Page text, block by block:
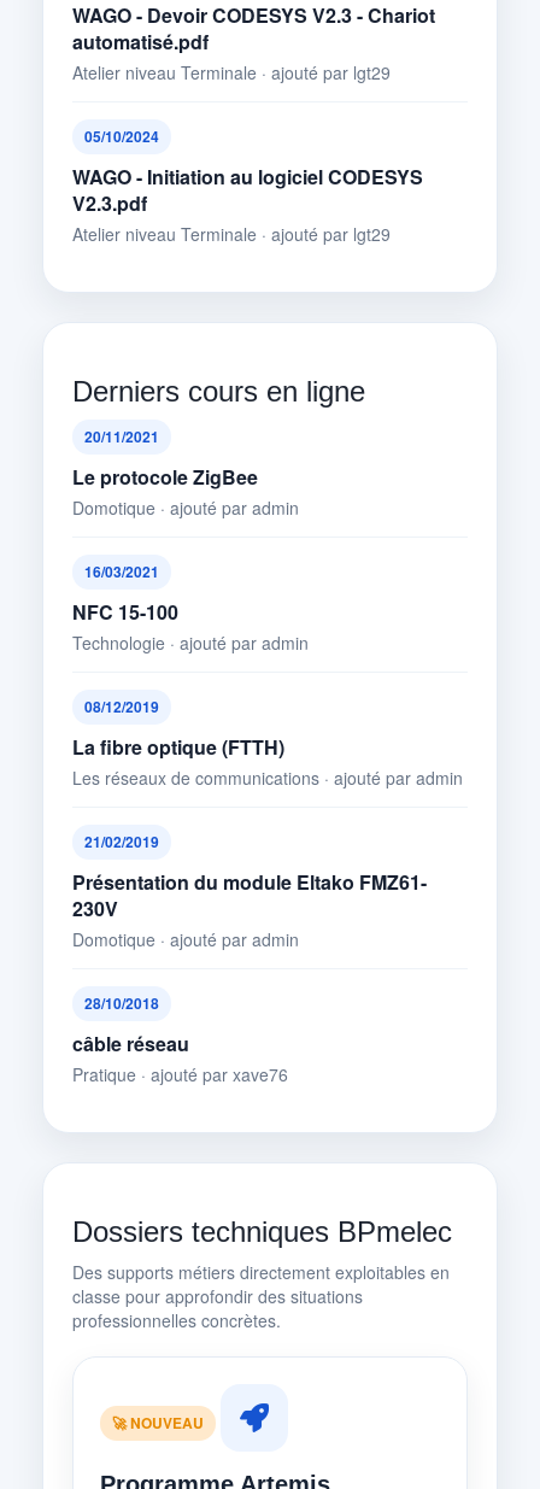
WAGO - Devoir CODESYS V2.3 - Chariot
automatisé.pdf
Atelier niveau Terminale · ajouté par lgt29
05/10/2024
WAGO - Initiation au logiciel CODESYS
V2.3.pdf
Atelier niveau Terminale · ajouté par lgt29
Derniers cours en ligne
20/11/2021
Le protocole ZigBee
Domotique · ajouté par admin
16/03/2021
NFC 15-100
Technologie · ajouté par admin
08/12/2019
La fibre optique (FTTH)
Les réseaux de communications · ajouté par admin
21/02/2019
Présentation du module Eltako FMZ61-
230V
Domotique · ajouté par admin
28/10/2018
câble réseau
Pratique · ajouté par xave76
Dossiers techniques BPmelec
Des supports métiers directement exploitables en
classe pour approfondir des situations
professionnelles concrètes.
🚀 NOUVEAU